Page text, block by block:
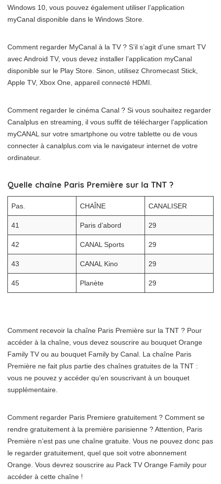
Windows 10, vous pouvez également utiliser l’application
myCanal disponible dans le Windows Store.
Comment regarder MyCanal à la TV ? S’il s’agit d’une smart TV
avec Android TV, vous devez installer l’application myCanal
disponible sur le Play Store. Sinon, utilisez Chromecast Stick,
Apple TV, Xbox One, appareil connecté HDMI.
Comment regarder le cinéma Canal ? Si vous souhaitez regarder
Canalplus en streaming, il vous suffit de télécharger l’application
myCANAL sur votre smartphone ou votre tablette ou de vous
connecter à canalplus.com via le navigateur internet de votre
ordinateur.
Quelle chaîne Paris Première sur la TNT ?
Pas. CHAÎNE CANALISER
41 Paris d’abord 29
42 CANAL Sports 29
43 CANAL Kino 29
45 Planète 29
Comment recevoir la chaîne Paris Première sur la TNT ? Pour
accéder à la chaîne, vous devez souscrire au bouquet Orange
Family TV ou au bouquet Family by Canal. La chaîne Paris
Première ne fait plus partie des chaînes gratuites de la TNT :
vous ne pouvez y accéder qu’en souscrivant à un bouquet
supplémentaire.
Comment regarder Paris Premiere gratuitement ? Comment se
rendre gratuitement à la première parisienne ? Attention, Paris
Première n’est pas une chaîne gratuite. Vous ne pouvez donc pas
le regarder gratuitement, quel que soit votre abonnement
Orange. Vous devrez souscrire au Pack TV Orange Family pour
accéder à cette chaîne !